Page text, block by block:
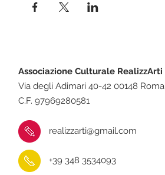
realizzarti@gmail.com
+39 348 3534093
Associazione Culturale RealizzArti
Via degli Adimari 40-42 00148 Roma
C.F. 97969280581